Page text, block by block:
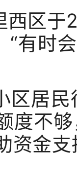
区于
“有时
居民
度不
资金